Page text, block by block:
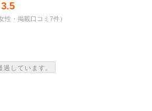
3.5
性・掲載口コミ7件）
しています。